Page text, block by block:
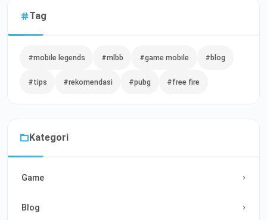
Tag
#mobile legends #mlbb #game mobile #blog
#tips #rekomendasi #pubg #free fire
Kategori
Game
Blog